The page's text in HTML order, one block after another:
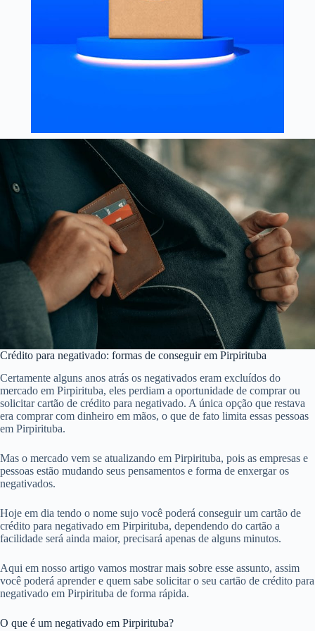
Crédito para negativado: formas de conseguir em Pirpirituba
Certamente alguns anos atrás os negativados eram excluídos do
mercado em Pirpirituba, eles perdiam a oportunidade de comprar ou
solicitar cartão de crédito para negativado. A única opção que restava
era comprar com dinheiro em mãos, o que de fato limita essas pessoas
em Pirpirituba.
Mas o mercado vem se atualizando em Pirpirituba, pois as empresas e
pessoas estão mudando seus pensamentos e forma de enxergar os
negativados.
Hoje em dia tendo o nome sujo você poderá conseguir um cartão de
crédito para negativado em Pirpirituba, dependendo do cartão a
facilidade será ainda maior, precisará apenas de alguns minutos.
Aqui em nosso artigo vamos mostrar mais sobre esse assunto, assim
você poderá aprender e quem sabe solicitar o seu cartão de crédito para
negativado em Pirpirituba de forma rápida.
O que é um negativado em Pirpirituba?